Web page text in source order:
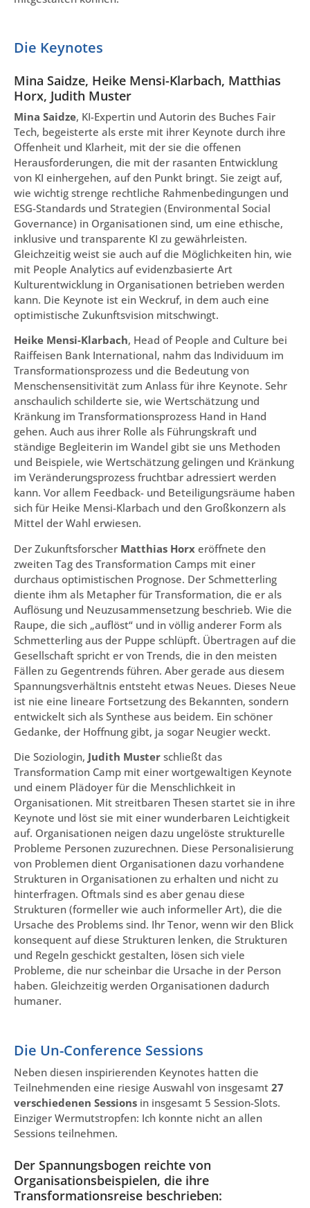
Die Keynotes
Mina Saidze, Heike Mensi-Klarbach, Matthias
Horx, Judith Muster
Mina Saidze, KI-Expertin und Autorin des Buches Fair
Tech, begeisterte als erste mit ihrer Keynote durch ihre
Offenheit und Klarheit, mit der sie die offenen
Herausforderungen, die mit der rasanten Entwicklung
von KI einhergehen, auf den Punkt bringt. Sie zeigt auf,
wie wichtig strenge rechtliche Rahmenbedingungen und
ESG-Standards und Strategien (Environmental Social
Governance) in Organisationen sind, um eine ethische,
inklusive und transparente KI zu gewährleisten.
Gleichzeitig weist sie auch auf die Möglichkeiten hin, wie
mit People Analytics auf evidenzbasierte Art
Kulturentwicklung in Organisationen betrieben werden
kann. Die Keynote ist ein Weckruf, in dem auch eine
optimistische Zukunftsvision mitschwingt.
Heike Mensi-Klarbach, Head of People and Culture bei
Raiffeisen Bank International, nahm das Individuum im
Transformationsprozess und die Bedeutung von
Menschensensitivität zum Anlass für ihre Keynote. Sehr
anschaulich schilderte sie, wie Wertschätzung und
Kränkung im Transformationsprozess Hand in Hand
gehen. Auch aus ihrer Rolle als Führungskraft und
ständige Begleiterin im Wandel gibt sie uns Methoden
und Beispiele, wie Wertschätzung gelingen und Kränkung
im Veränderungsprozess fruchtbar adressiert werden
kann. Vor allem Feedback- und Beteiligungsräume haben
sich für Heike Mensi-Klarbach und den Großkonzern als
Mittel der Wahl erwiesen.
Der Zukunftsforscher Matthias Horx eröffnete den
zweiten Tag des Transformation Camps mit einer
durchaus optimistischen Prognose. Der Schmetterling
diente ihm als Metapher für Transformation, die er als
Auflösung und Neuzusammensetzung beschrieb. Wie die
Raupe, die sich „auflöst“ und in völlig anderer Form als
Schmetterling aus der Puppe schlüpft. Übertragen auf die
Gesellschaft spricht er von Trends, die in den meisten
Fällen zu Gegentrends führen. Aber gerade aus diesem
Spannungsverhältnis entsteht etwas Neues. Dieses Neue
ist nie eine lineare Fortsetzung des Bekannten, sondern
entwickelt sich als Synthese aus beidem. Ein schöner
Gedanke, der Hoffnung gibt, ja sogar Neugier weckt.
Die Soziologin, Judith Muster schließt das
Transformation Camp mit einer wortgewaltigen Keynote
und einem Plädoyer für die Menschlichkeit in
Organisationen. Mit streitbaren Thesen startet sie in ihre
Keynote und löst sie mit einer wunderbaren Leichtigkeit
auf. Organisationen neigen dazu ungelöste strukturelle
Probleme Personen zuzurechnen. Diese Personalisierung
von Problemen dient Organisationen dazu vorhandene
Strukturen in Organisationen zu erhalten und nicht zu
hinterfragen. Oftmals sind es aber genau diese
Strukturen (formeller wie auch informeller Art), die die
Ursache des Problems sind. Ihr Tenor, wenn wir den Blick
konsequent auf diese Strukturen lenken, die Strukturen
und Regeln geschickt gestalten, lösen sich viele
Probleme, die nur scheinbar die Ursache in der Person
haben. Gleichzeitig werden Organisationen dadurch
humaner.
Die Un-Conference Sessions
Neben diesen inspirierenden Keynotes hatten die
Teilnehmenden eine riesige Auswahl von insgesamt 27
verschiedenen Sessions in insgesamt 5 Session-Slots.
Einziger Wermutstropfen: Ich konnte nicht an allen
Sessions teilnehmen.
Der Spannungsbogen reichte von
Organisationsbeispielen, die ihre
Transformationsreise beschrieben: